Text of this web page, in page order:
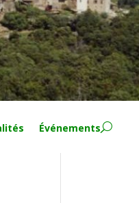
Événements